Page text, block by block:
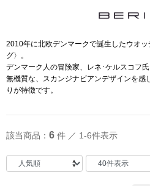
2010年に北欧デンマークで誕生したウオ
グ〉。
デンマーク人の冒険家、レネ･ケルスコフ
無機質な、スカンジナビアンデザインを感
りが特徴です。
該当商品： 6 件 ／ 1-6件表示